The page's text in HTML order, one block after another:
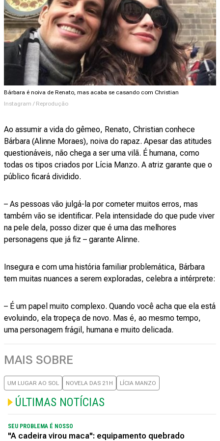
Bárbara é noiva de Renato, mas acaba se casando com Christian
Instagram / Reprodução
Ao assumir a vida do gêmeo, Renato, Christian conhece
Bárbara (Alinne Moraes), noiva do rapaz. Apesar das atitudes
questionáveis, não chega a ser uma vilã. É humana, como
todas os tipos criados por Lícia Manzo. A atriz garante que o
público ficará dividido.
– As pessoas vão julgá-la por cometer muitos erros, mas
também vão se identificar. Pela intensidade do que pude viver
na pele dela, posso dizer que é uma das melhores
personagens que já fiz – garante Alinne.
Insegura e com uma história familiar problemática, Bárbara
tem muitas nuances a serem exploradas, celebra a intérprete:
– É um papel muito complexo. Quando você acha que ela está
evoluindo, ela tropeça de novo. Mas é, ao mesmo tempo,
uma personagem frágil, humana e muito delicada.
MAIS SOBRE
UM LUGAR AO SOL NOVELA DAS 21H LÍCIA MANZO
ÚLTIMAS NOTÍCIAS
SEU PROBLEMA É NOSSO
"A cadeira virou maca": equipamento quebrado